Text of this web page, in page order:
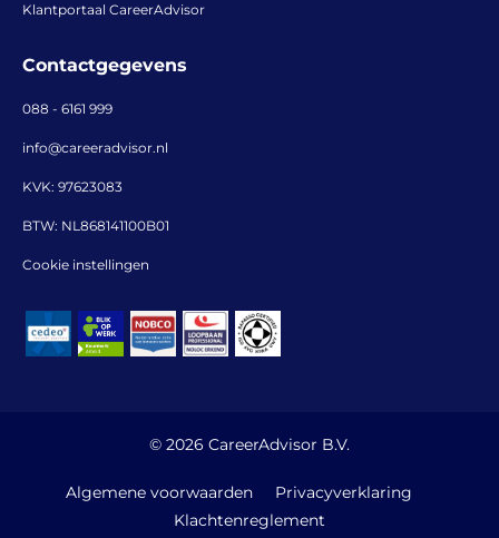
Klantportaal CareerAdvisor
Contactgegevens
088 - 6161 999
info@careeradvisor.nl
KVK: 97623083
BTW: NL868141100B01
Cookie instellingen
© 2026 CareerAdvisor B.V.
Algemene voorwaarden
Privacyverklaring
Klachtenreglement